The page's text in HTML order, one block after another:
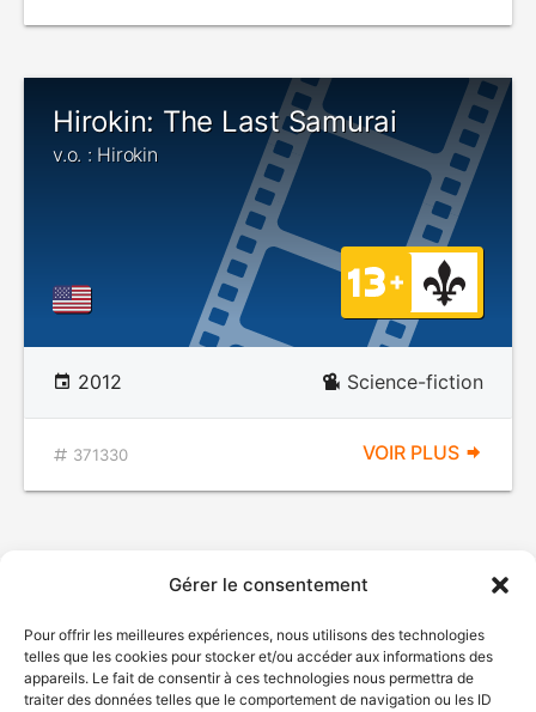
Gérer le consentement
Pour offrir les meilleures expériences, nous utilisons des technologies
telles que les cookies pour stocker et/ou accéder aux informations des
appareils. Le fait de consentir à ces technologies nous permettra de
traiter des données telles que le comportement de navigation ou les ID
Hirokin: The Last Samurai
v.o. : Hirokin
2012 Science-fiction
371330 VOIR PLUS